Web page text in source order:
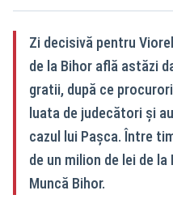
Zi decisivă pentru
de la Bihor află astăzi
gratii, după ce
luata de judecători și
cazul lui Pașca. Între
de un milion de lei de
Muncă Bihor.